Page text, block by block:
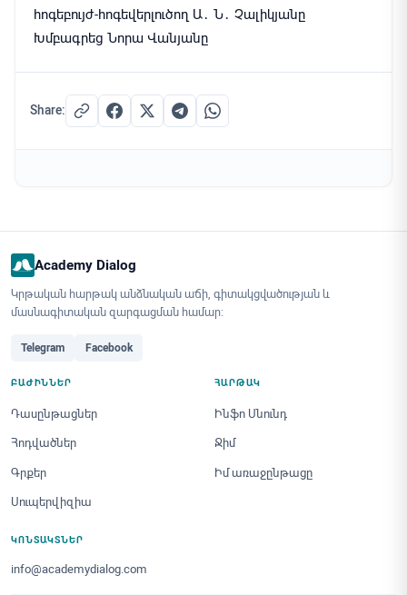
հոգեբույժ-հոգեվերլուծող Ա․ Ն․ Չալիկյանը
Խմբագրեց Նորա Վանյանը
Share:
Academy Dialog
Կրթական հարթակ անձնական աճի, գիտակցվածության և
մասնագիտական զարգացման համար։
Telegram Facebook
ԲԱԺԻՆՆԵՐ
Դասընթացներ
Հոդվածներ
Գրքեր
Սուպերվիզիա
ՀԱՐԹԱԿ
Ինֆո Սնունդ
Ջիմ
Իմ առաջընթացը
ԿՈՆՏԱԿՏՆԵՐ
info@academydialog.com